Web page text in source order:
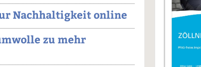
Nachhaltigkeit online
zu mehr